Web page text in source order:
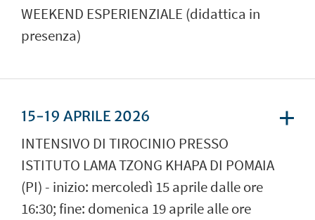
WEEKEND ESPERIENZIALE (didattica in
presenza)
15-19 APRILE 2026
INTENSIVO DI TIROCINIO PRESSO
ISTITUTO LAMA TZONG KHAPA DI POMAIA
(PI) - inizio: mercoledì 15 aprile dalle ore
16:30; fine: domenica 19 aprile alle ore